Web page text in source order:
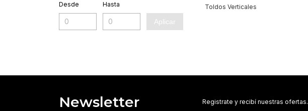
Desde Hasta
Aplicar
Toldos Verticales
Newsletter Registrate y recibí nuestras ofertas.